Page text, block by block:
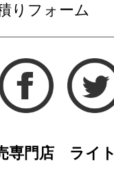
りフォーム
専門店 ライ